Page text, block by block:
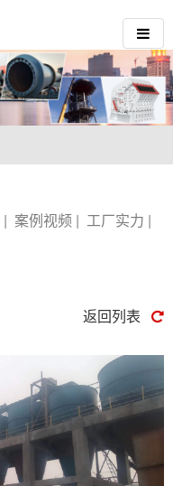
| 案例视频 | 工厂实力 |
返回列表